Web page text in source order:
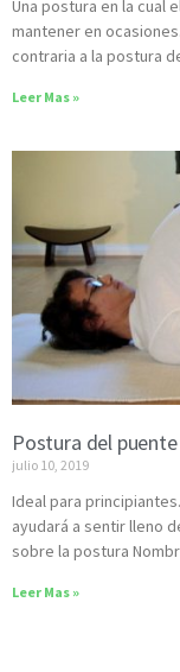
Una postura en la cual
mantener en
contraria a la postura
Leer Mas »
Postura del puente
julio 10, 2019
Ideal para
ayudará a sentir lleno
sobre la postura
Leer Mas »